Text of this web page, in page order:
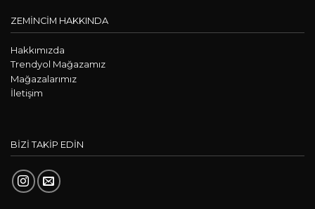
ZEMİNCİM HAKKINDA
Hakkımızda
Trendyol Mağazamız
Mağazalarımız
İletişim
BİZİ TAKİP EDİN